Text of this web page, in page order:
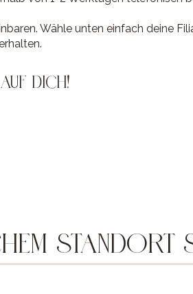
Wähle unten einfach deine
DICH!
STANDORT